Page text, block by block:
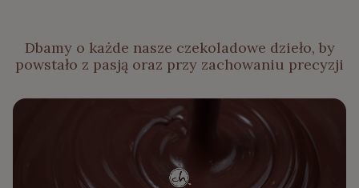
Dbamy o każde nasze czekoladowe dzieło, by
powstało z pasją oraz przy zachowaniu precyzji